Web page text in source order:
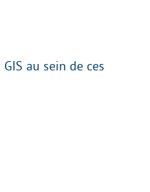
au sein de ces